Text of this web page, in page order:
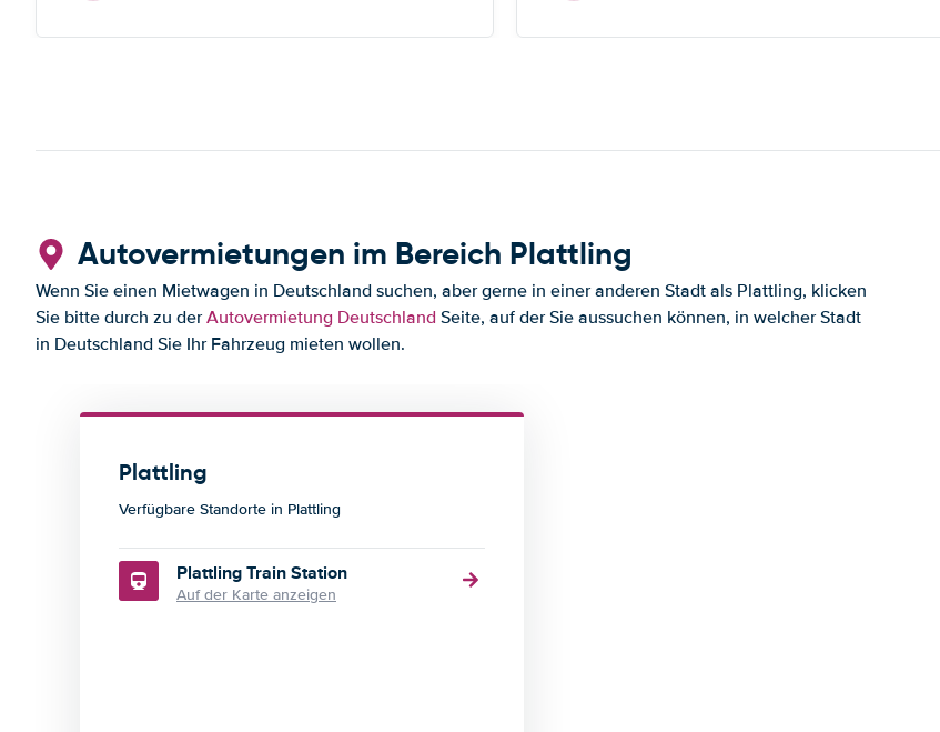
Autovermietungen im Bereich Plattling
Wenn Sie einen Mietwagen in Deutschland suchen, aber gerne in einer anderen Stadt als Plattling, klicken
Sie bitte durch zu derAutovermietung Deutschland Seite, auf der Sie aussuchen können, in welcher Stadt
in Deutschland Sie Ihr Fahrzeug mieten wollen.
Plattling
Verfügbare Standorte in Plattling
Plattling Train Station
Auf der Karte anzeigen